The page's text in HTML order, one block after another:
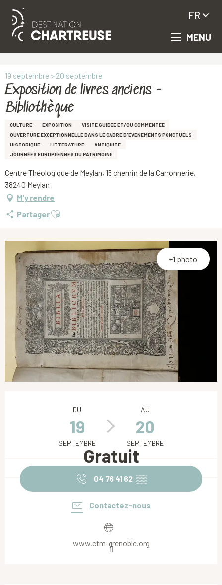
Aller
principal
MENU
FR
19 septembre > 20 septembre
Exposition de livres anciens -
Bibliothèque
CULTURE EXPOSITION
VISITE GUIDÉE ET/OU COMMENTÉE
OUVERTURE EXCEPTIONNELLE DANS LE CADRE D'ÉVÉNEMENTS PONCTUELS
HISTORIQUE
LITTÉRATURE
ANTIQUITÉ
JOURNÉES EUROPÉENNES DU PATRIMOINE
Centre Théologique de Meylan, 15 chemin de la Carronnerie,
38240 Meylan
M'y rendre
PartagerAjouter aux favoris
+1 photo
DU
19
SEPTEMBRE
AU
20
SEPTEMBRE
Gratuit
04 76 41 62 ▒▒
Contactez-nous
www.ctm-grenoble.org